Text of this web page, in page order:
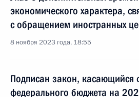
экономического характера,
с обращением иностранных
8 ноября 2023 года, 18:55
Подписан закон, касающийся
федерального бюджета на